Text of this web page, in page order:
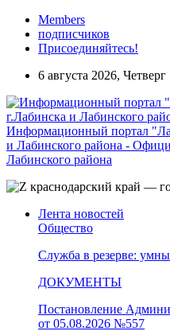
Members
подписчиков
Присоединяйтесь!
6 августа 2026, Четверг
Информационный портал
и Лабинского района -
Лабинского района
Лента новостей
Общество
Служба в резерве:
ДОКУМЕНТЫ
Постановление
от 05.08.2026 №557